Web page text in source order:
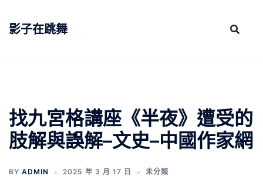
影子在跳舞
找九宮格講座《半夜》遭受的
肢解與誤解–文史–中國作家網
BY ADMIN 2025 年 3 月 17 日 未分類